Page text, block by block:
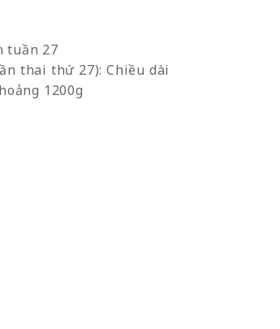
tuần 27
thai thứ 27): Chiều dài
1200g